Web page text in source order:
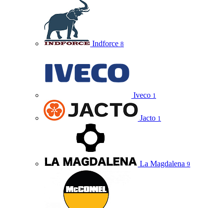
Indforce 8
Iveco 1
Jacto 1
La Magdalena 9